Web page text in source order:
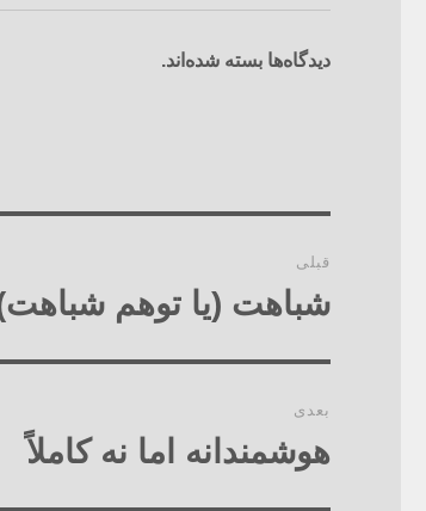
دیدگاه‌ها بسته شده‌اند.
نوشته‌ها
قبلی
نوشته
شباهت (یا توهم
بعدی
نوشته
هوشمندانه اما نه کاملاً